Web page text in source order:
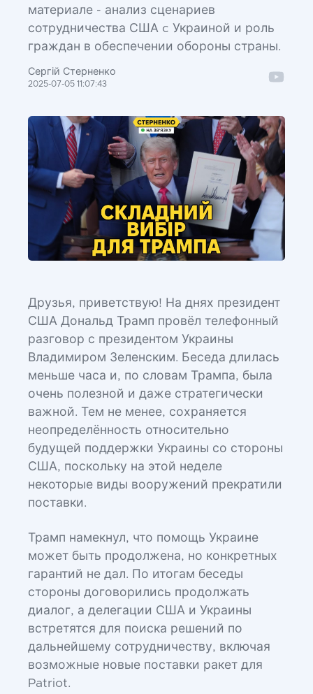
материале - анализ сценариев
сотрудничества США c Украиной и роль
граждан в обеспечении обороны страны.
Сергій Стерненко
2025-07-05 11:07:43
Друзья, приветствую! На днях президент
США Дональд Трамп провёл телефонный
разговор с президентом Украины
Владимиром Зеленским. Беседа длилась
меньше часа и, по словам Трампа, была
очень полезной и даже стратегически
важной. Тем не менее, сохраняется
неопределённость относительно
будущей поддержки Украины со стороны
США, поскольку на этой неделе
некоторые виды вооружений прекратили
поставки.
Трамп намекнул, что помощь Украине
может быть продолжена, но конкретных
гарантий не дал. По итогам беседы
стороны договорились продолжать
диалог, а делегации США и Украины
встретятся для поиска решений по
дальнейшему сотрудничеству, включая
возможные новые поставки ракет для
Patriot.